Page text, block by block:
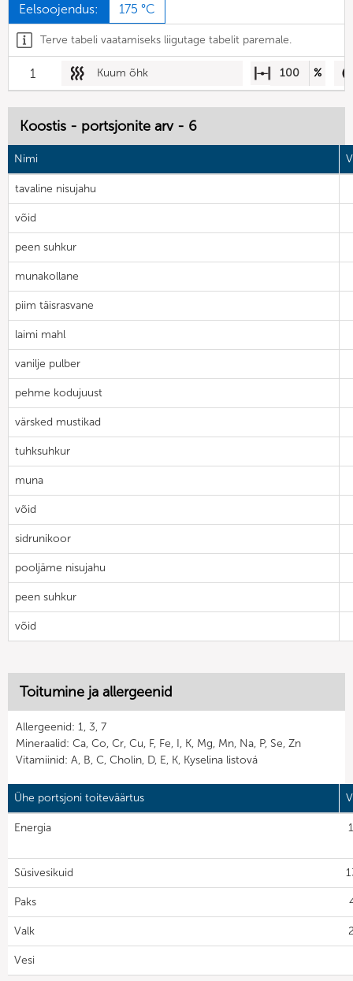
Eelsoojendus: 175 °C
Terve tabeli vaatamiseks liigutage tabelit paremale.
1 Kuum õhk 100 %
Koostis - portsjonite arv - 6
Nimi
tavaline nisujahu
võid
peen suhkur
munakollane
piim täisrasvane
laimi mahl
vanilje pulber
pehme kodujuust
värsked mustikad
tuhksuhkur
muna
võid
sidrunikoor
pooljäme nisujahu
peen suhkur
võid
Toitumine ja allergeenid
Allergeenid: 1, 3, 7
Mineraalid: Ca, Co, Cr, Cu, F, Fe, I, K, Mg, Mn, Na, P, Se, Zn
Vitamiinid: A, B, C, Cholin, D, E, K, Kyselina listová
Ühe portsjoni toiteväärtus
Energia
Süsivesikuid
Paks
Valk
Vesi